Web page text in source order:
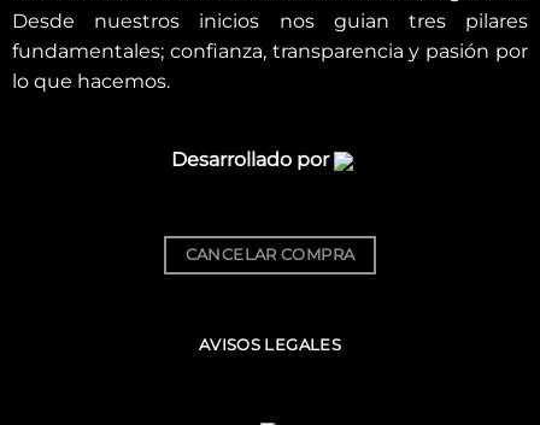
Desde nuestros inicios nos guian tres pilares
fundamentales; confianza, transparencia y pasión por
lo que hacemos.
Desarrollado por
CANCELAR COMPRA
AVISOS LEGALES